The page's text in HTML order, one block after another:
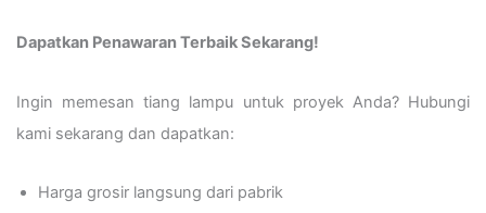
Dapatkan Penawaran Terbaik Sekarang!
Ingin memesan tiang lampu untuk proyek Anda? Hubungi
kami sekarang dan dapatkan:
Harga grosir langsung dari pabrik